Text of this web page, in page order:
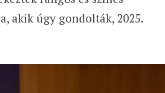
akik úgy gondolták, 2025.